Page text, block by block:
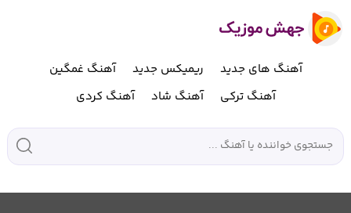
آهنگ های جدید ریمیکس جدید
آهنگ غمگین
آهنگ ترکی
آهنگ شاد آهنگ کردی